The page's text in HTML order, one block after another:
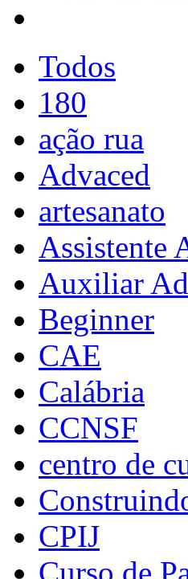
Todos
180
ação rua
Advaced
artesanato
Assistente
Auxiliar
Beginner
CAE
Calábria
CCNSF
centro de
CPIJ